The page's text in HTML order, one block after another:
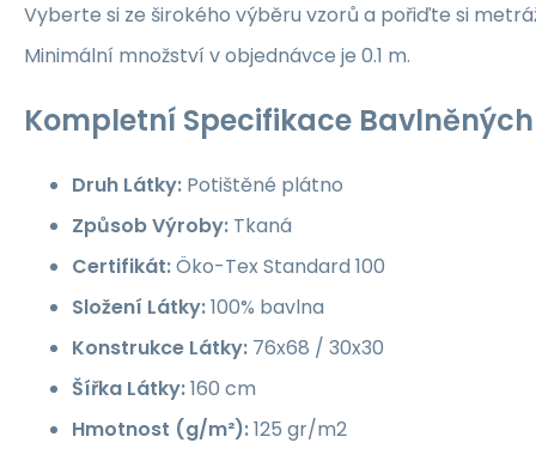
Vyberte si ze širokého výběru vzorů a pořiďte si
Minimální množství v objednávce je 0.1 m.
Kompletní Specifikace
Druh Látky: Potištěné plátno
Způsob Výroby: Tkaná
Certifikát:Öko-Tex Standard 100
Složení Látky:100% bavlna
Konstrukce Látky: 76x68 / 30x30
Šířka Látky:160 cm
Hmotnost (g/m²):125 gr/m2